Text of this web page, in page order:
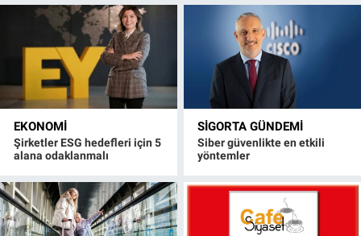
EKONOMI
Şirketler ESG hedefleri için 5
alana odaklanmalı
SIGORTA GÜNDEMI
Siber güvenlikte en etkili
yöntemler